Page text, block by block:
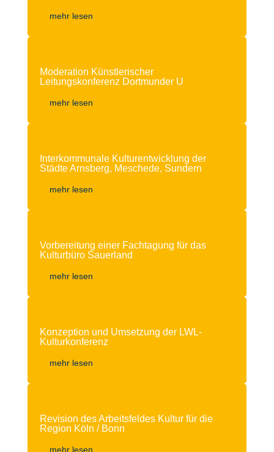
mehr lesen
Moderation Künstlerischer
Leitungskonferenz Dortmunder U
mehr lesen
Interkommunale Kulturentwicklung der
Städte Arnsberg, Meschede, Sundern
mehr lesen
Vorbereitung einer Fachtagung für das
Kulturbüro Sauerland
mehr lesen
Konzeption und Umsetzung der LWL-
Kulturkonferenz
mehr lesen
Revision des Arbeitsfeldes Kultur für die
Region Köln / Bonn
mehr lesen